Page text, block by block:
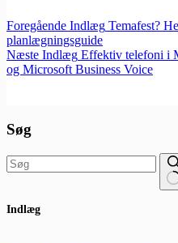
Foregående Indlæg Temafest?
planlægningsguide
Næste Indlæg Effektiv telefoni i
og Microsoft Business Voice
Søg
resultater
Indlæg